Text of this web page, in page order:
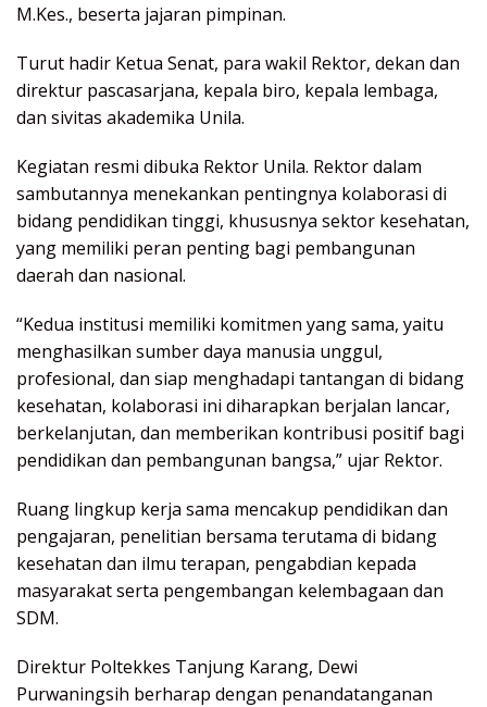
M.Kes., beserta jajaran pimpinan.
Turut hadir Ketua Senat, para wakil Rektor, dekan dan
direktur pascasarjana, kepala biro, kepala lembaga,
dan sivitas akademika Unila.
Kegiatan resmi dibuka Rektor Unila. Rektor dalam
sambutannya menekankan pentingnya kolaborasi di
bidang pendidikan tinggi, khususnya sektor kesehatan,
yang memiliki peran penting bagi pembangunan
daerah dan nasional.
“Kedua institusi memiliki komitmen yang sama, yaitu
menghasilkan sumber daya manusia unggul,
profesional, dan siap menghadapi tantangan di bidang
kesehatan, kolaborasi ini diharapkan berjalan lancar,
berkelanjutan, dan memberikan kontribusi positif bagi
pendidikan dan pembangunan bangsa,” ujar Rektor.
Ruang lingkup kerja sama mencakup pendidikan dan
pengajaran, penelitian bersama terutama di bidang
kesehatan dan ilmu terapan, pengabdian kepada
masyarakat serta pengembangan kelembagaan dan
SDM.
Direktur Poltekkes Tanjung Karang, Dewi
Purwaningsih berharap dengan penandatanganan